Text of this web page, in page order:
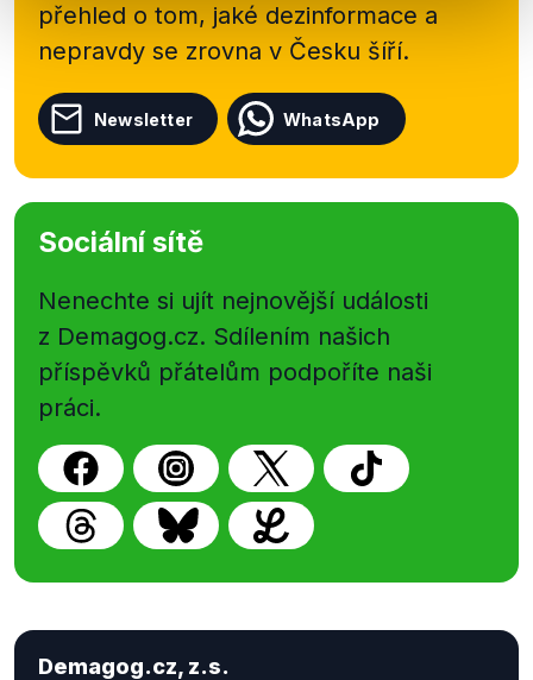
přehled o tom, jaké dezinformace a
nepravdy se zrovna v Česku šíří.
Newsletter WhatsApp
Sociální sítě
Nenechte si ujít nejnovější události
z Demagog.cz. Sdílením našich
příspěvků přátelům podpoříte naši
práci.
Demagog.cz, z.s.